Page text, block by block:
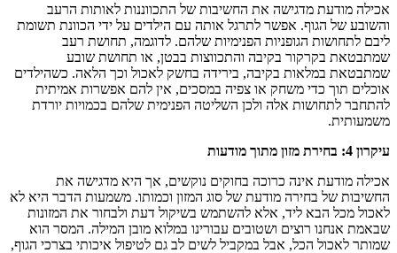
אכילה מודעת מדגישה את החשיבות של התכווננות לאותות הרעב
והשובע של הגוף. אפשר לתרגל אותה עם הילדים על ידי הכוונת תשומת
ליבם לתחושות הגופניות הפנימיות שלהם. לדוגמה, תחושת רעב
שמתבטאת בקרקור בקיבה והתכווצות בבטן, או תחושת שובע
שמתבטאת במלאות בקיבה, בירידה בחשק לאכול וכך הלאה. כשהילדים
אוכלים תוך כדי משחק או צפיה במסכים, אין להם אפשרות אמיתית
להתחבר לתחושות אלה ולכן השליטה הפנימית שלהם בכמויות יורדת
משמעותית.
עיקרון 4: בחירת מזון מתוך מודעות
אכילה מודעת אינה כרוכה בחוקים נוקשים, אך היא מדגישה את
החשיבות של בחירה מודעת של סוג המזון וכמותו. משמעות הדבר היא לא
לאכול מכל הבא ליד, אלא להשתמש בשיקול דעת ולבחור את המזונות
שבאמת אנחנו רוצים ושטובים עבורינו במלוא מובן המילה. המסר הוא
שמותר לאכול הכל, אבל במקביל לשים לב גם לטיפול איכותי בצרכי הגוף,